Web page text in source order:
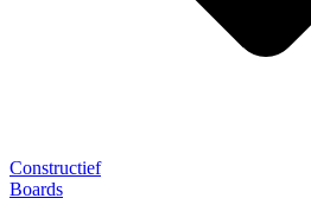
Constructief
Boards